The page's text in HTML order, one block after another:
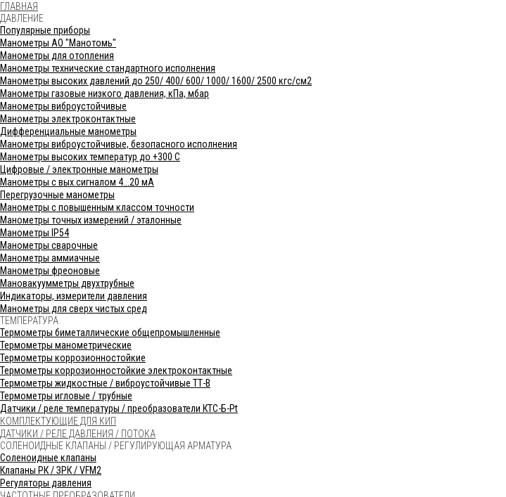
ГЛАВНАЯ
ДАВЛЕНИЕ
Популярные приборы
Манометры АО "Манотомь"
Манометры для отопления
Манометры технические стандартного исполнения
Манометры высоких давлений до 250/ 400/ 600/ 1000/ 1600/ 2500 кгс/см2
Манометры газовые низкого давления, кПа, мбар
Манометры виброустойчивые
Манометры электроконтактные
Дифференциальные манометры
Манометры виброустойчивые, безопасного исполнения
Манометры высоких температур до +300 С
Цифровые / электронные манометры
Манометры с вых.сигналом 4...20 мА
Перегрузочные манометры
Манометры с повышенным классом точности
Манометры точных измерений / эталонные
Манометры IP54
Манометры сварочные
Манометры аммиачные
Манометры фреоновые
Мановакуумметры двухтрубные
Индикаторы, измерители давления
Манометры для сверх чистых сред
ТЕМПЕРАТУРА
Термометры биметаллические общепромышленные
Термометры манометрические
Термометры коррозионностойкие
Термометры коррозионностойкие электроконтактные
Термометры жидкостные / виброустойчивые ТТ-В
Термометры игловые / трубные
Датчики / реле температуры / преобразователи КТС-Б-Pt
КОМПЛЕКТУЮЩИЕ ДЛЯ КИП
ДАТЧИКИ / РЕЛЕ ДАВЛЕНИЯ / ПОТОКА
СОЛЕНОИДНЫЕ КЛАПАНЫ / РЕГУЛИРУЮЩАЯ АРМАТУРА
Соленоидные клапаны
Клапаны РК / ЗРК / VFM2
Регуляторы давления